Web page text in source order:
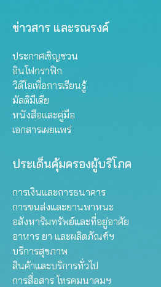
ข่าวสาร และรณรงค์
ประกาศเชิญชวน
อินโฟกราฟิก
วิดีโอเพื่อการเรียนรู้
มัลติมีเดีย
หนังสือและคู่มือ
เอกสารเผยแพร่
ประเด็นคุ้มครองผู้บริโภค
การเงินและการธนาคาร
การขนส่งและยานพาหนะ
อสังหาริมทรัพย์และที่อยู่อาศัย
อาหาร ยา และผลิตภัณฑ์ฯ
บริการสุขภาพ
สินค้าและบริการทั่วไป
การสื่อสาร โทรคมนาคมฯ